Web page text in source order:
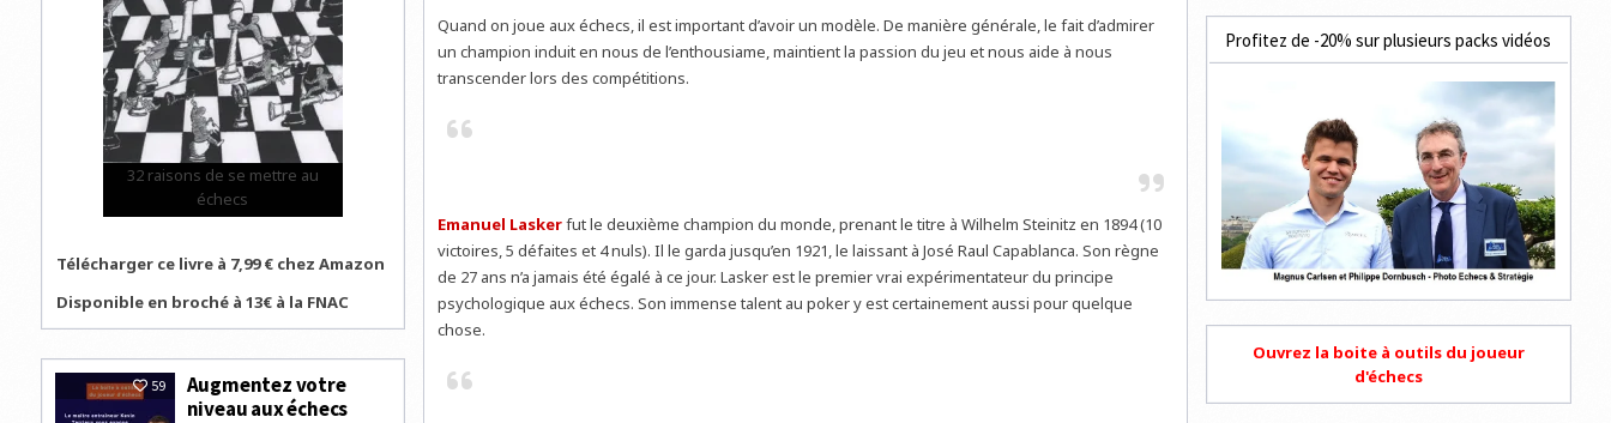
Quand on joue aux échecs, il est important d’avoir un modèle. De manière générale, le fait d’admirer
un champion induit en nous de l’enthousiame, maintient la passion du jeu et nous aide à nous
transcender lors des compétitions.
Emanuel Laskerfut le deuxième champion du monde, prenant le titre à Wilhelm Steinitz en 1894 (10
victoires, 5 défaites et 4 nuls). Il le garda jusqu’en 1921, le laissant à José Raul Capablanca. Son règne
de 27 ans n’a jamais été égalé à ce jour. Lasker est le premier vrai expérimentateur du principe
psychologique aux échecs. Son immense talent au poker y est certainement aussi pour quelque
chose.
32 raisons de se mettre au
échecs
Télécharger ce livre à 7,99 € chez Amazon
Disponible en broché à 13€ à la FNAC
59
Augmentez votre
niveau aux échecs
Profitez de -20% sur plusieurs packs vidéos
Ouvrez la boite à outils du joueur
d'échecs